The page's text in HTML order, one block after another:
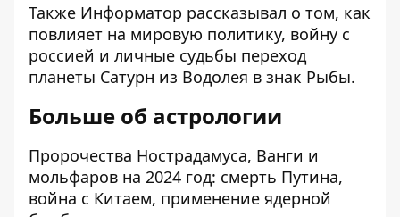
Также Информатор рассказывал о том, как
повлияет на мировую политику, войну с
россией и личные судьбы переход
планеты Сатурн из Водолея в знак Рыбы.
Больше об астрологии
Пророчества Нострадамуса, Ванги и
мольфаров на 2024 год: смерть Путина,
война с Китаем, применение ядерной